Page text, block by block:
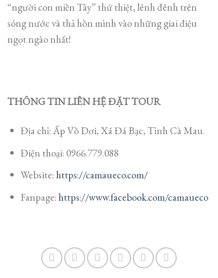
“người con miền Tây” thứ thiệt, lênh đênh trên
sóng nước và thả hồn mình vào những giai điệu
ngọt ngào nhất!
THÔNG TIN LIÊN HỆ ĐẶT TOUR
Địa chỉ: Ấp Vồ Dơi, Xã Đá Bạc, Tỉnh Cà Mau.
Điện thoại: 0966.779.088
Website:https://camaueco.com/
Fanpage:https://www.facebook.com/camaueco